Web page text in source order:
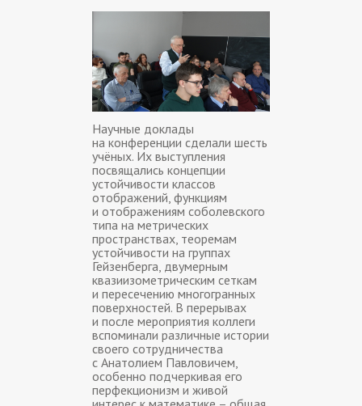
Научные доклады
на конференции сделали шесть
учёных. Их выступления
посвящались концепции
устойчивости классов
отображений, функциям
и отображениям соболевского
типа на метрических
пространствах, теоремам
устойчивости на группах
Гейзенберга, двумерным
квазиизометрическим сеткам
и пересечению многогранных
поверхностей. В перерывах
и после мероприятия коллеги
вспоминали различные истории
своего сотрудничества
с Анатолием Павловичем,
особенно подчеркивая его
перфекционизм и живой